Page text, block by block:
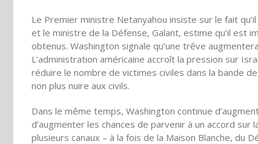
Le Premier ministre Netanyahou insiste sur le fait
et le ministre de la Défense, Galant, estime qu’il est
obtenus. Washington signale qu’une trêve
L’administration américaine accroît la pression sur
réduire le nombre de victimes civiles dans la bande
non plus nuire aux civils.
Dans le même temps, Washington continue
d’augmenter les chances de parvenir à un accord
plusieurs canaux – à la fois de la Maison Blanche, du